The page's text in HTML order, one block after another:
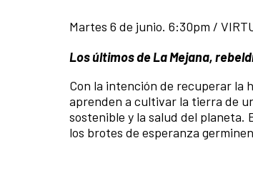
Martes 6 de junio. 6:30pm /
Los últimos de La Mejana,
Con la intención de recuperar la
aprenden a cultivar la tierra de
sostenible y la salud del planeta.
los brotes de esperanza